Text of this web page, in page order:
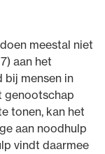
meestal niet
aan het
bij mensen in
genootschap
tonen, kan het
aan noodhulp
vindt daarmee